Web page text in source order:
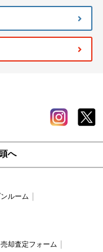
へ
ルーム
売却査定フォーム